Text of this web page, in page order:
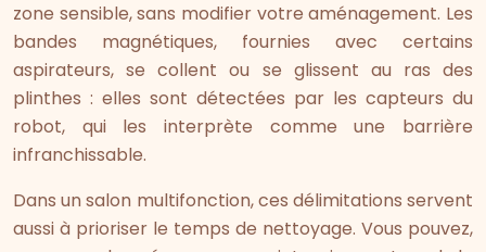
zone sensible, sans modifier votre aménagement. Les
bandes magnétiques, fournies avec certains
aspirateurs, se collent ou se glissent au ras des
plinthes : elles sont détectées par les capteurs du
robot, qui les interprète comme une barrière
infranchissable.
Dans un salon multifonction, ces délimitations servent
aussi à prioriser le temps de nettoyage. Vous pouvez,